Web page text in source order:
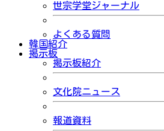
世宗学堂ジャーナル
よくある質問
韓国紹介
掲示板
掲示板紹介
文化院ニュース
報道資料